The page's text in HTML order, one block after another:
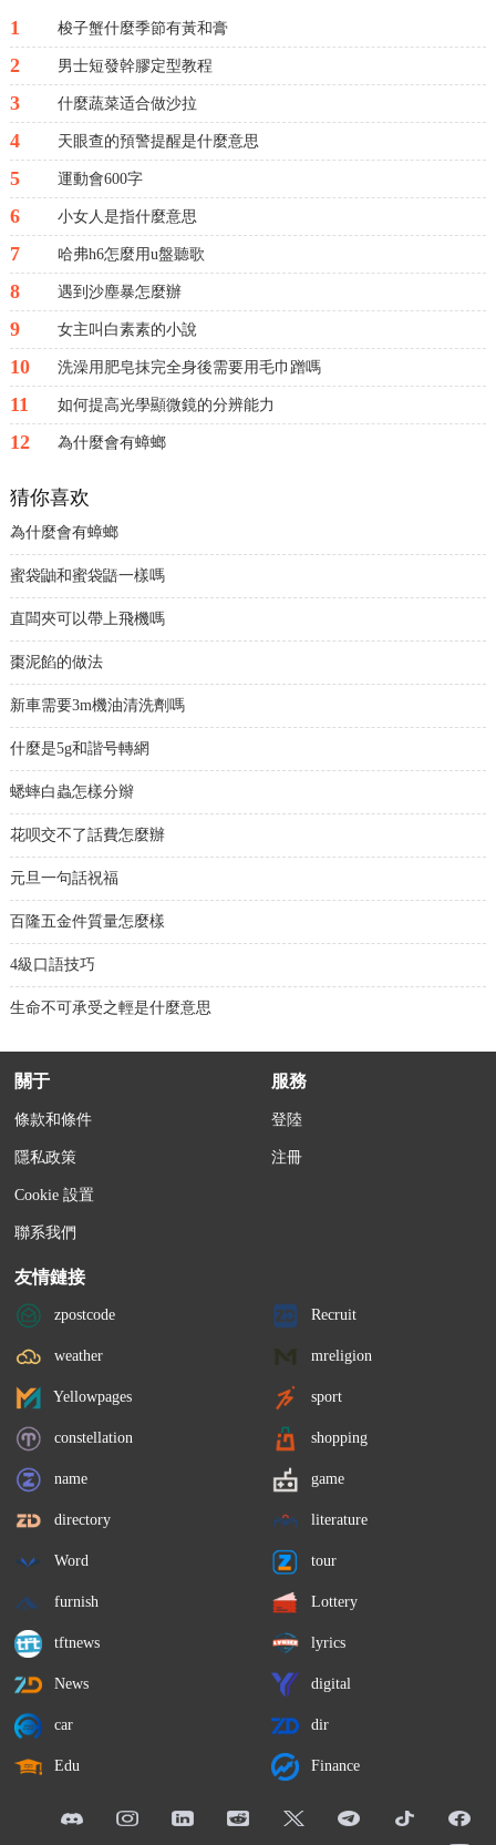
1 梭子蟹什麼季節有黃和膏
2 男士短發幹膠定型教程
3 什麼蔬菜适合做沙拉
4 天眼查的預警提醒是什麼意思
5 運動會600字
6 小女人是指什麼意思
7 哈弗h6怎麼用u盤聽歌
8 遇到沙塵暴怎麼辦
9 女主叫白素素的小說
10 洗澡用肥皂抹完全身後需要用毛巾蹭嗎
11 如何提高光學顯微鏡的分辨能力
12 為什麼會有蟑螂
猜你喜欢
為什麼會有蟑螂
蜜袋鼬和蜜袋鼯一樣嗎
直闆夾可以帶上飛機嗎
棗泥餡的做法
新車需要3m機油清洗劑嗎
什麼是5g和諧号轉網
蟋蟀白蟲怎樣分辮
花呗交不了話費怎麼辦
元旦一句話祝福
百隆五金件質量怎麼樣
4級口語技巧
生命不可承受之輕是什麼意思
關于
條款和條件
隱私政策
Cookie 設置
聯系我們
服務
登陸
注冊
友情鏈接
zpostcode Recruit
weather mreligion
Yellowpages sport
constellation shopping
name game
directory literature
Word tour
furnish Lottery
tftnews lyrics
News digital
car dir
Edu Finance